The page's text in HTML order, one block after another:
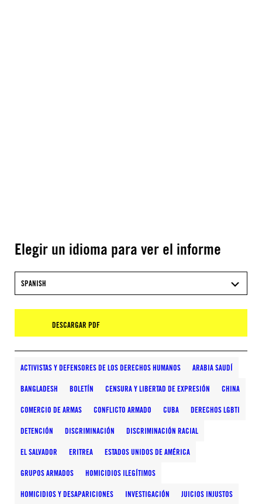
Elegir un idioma para ver el informe
SPANISH
DESCARGAR PDF
ACTIVISTAS Y DEFENSORES DE LOS DERECHOS HUMANOS ARABIA SAUDÍ
BANGLADESH BOLETÍN CENSURA Y LIBERTAD DE EXPRESIÓN CHINA
COMERCIO DE ARMAS CONFLICTO ARMADO CUBA DERECHOS LGBTI
DETENCIÓN DISCRIMINACIÓN DISCRIMINACIÓN RACIAL
EL SALVADOR ERITREA ESTADOS UNIDOS DE AMÉRICA
GRUPOS ARMADOS HOMICIDIOS ILEGÍTIMOS
HOMICIDIOS Y DESAPARICIONES INVESTIGACIÓN JUICIOS INJUSTOS